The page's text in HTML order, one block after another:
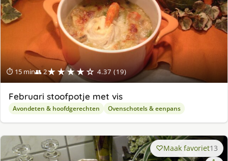
⏱ 15 min👥 2★★★★☆ 4.37 (19)
Februari stoofpotje met vis
Avondeten & hoofdgerechten Ovenschotels & eenpans
Maak favoriet13